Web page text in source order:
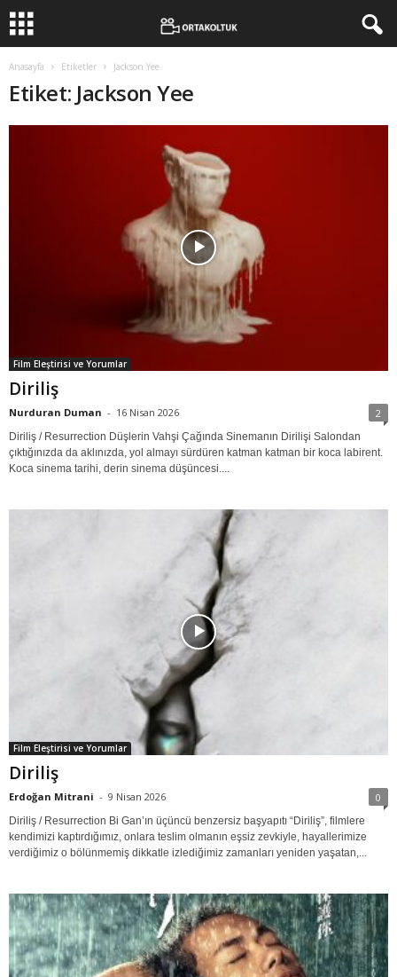
Anasayfa Etiketler Jackson Yee
Etiket: Jackson Yee
Film Eleştirisi ve Yorumlar
Diriliş
Nurduran Duman - 16 Nisan 2026 2
Diriliş / Resurrection Düşlerin Vahşi Çağında Sinemanın Dirilişi Salondan
çıktığınızda da aklınızda, yol almayı sürdüren katman katman bir koca labirent.
Koca sinema tarihi, derin sinema düşüncesi....
Film Eleştirisi ve Yorumlar
Diriliş
Erdoğan Mitrani - 9 Nisan 2026 0
Diriliş / Resurrection Bi Gan’ın üçüncü benzersiz başyapıtı “Diriliş”, filmlere
kendimizi kaptırdığımız, onlara teslim olmanın eşsiz zevkiyle, hayallerimize
verdiğimiz o bölünmemiş dikkatle izlediğimiz zamanları yeniden yaşatan,...